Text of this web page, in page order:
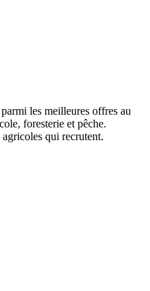
les meilleures offres au
foresterie et pêche.
qui recrutent.